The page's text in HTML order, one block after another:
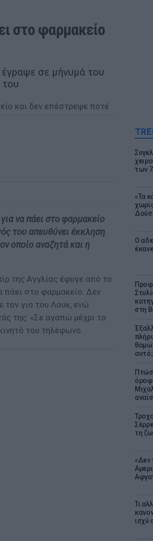
των
«Τα
Ο
στη
τη
«Δεν
Τι
ισχύ
στο φαρμακείο
έγραψε σε μήνυμά του
του
να πάει στο φαρμακείο
του απευθύνει έκκληση
οποίο αναζητά και η
της Αγγλίας έφυγε από το
πάει στο φαρμακείο. Δεν
τον γιο του Λουκ, ενώ
της: «Σε αγαπώ μέχρι το
του τηλέφωνο.